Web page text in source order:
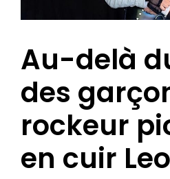
Au-delà
des
rockeur
en cuir